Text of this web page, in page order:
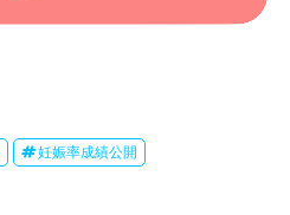
妊娠率成績公開